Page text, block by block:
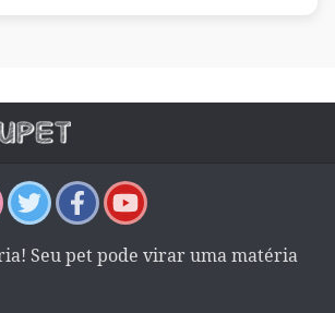
Seu pet pode virar uma matéria